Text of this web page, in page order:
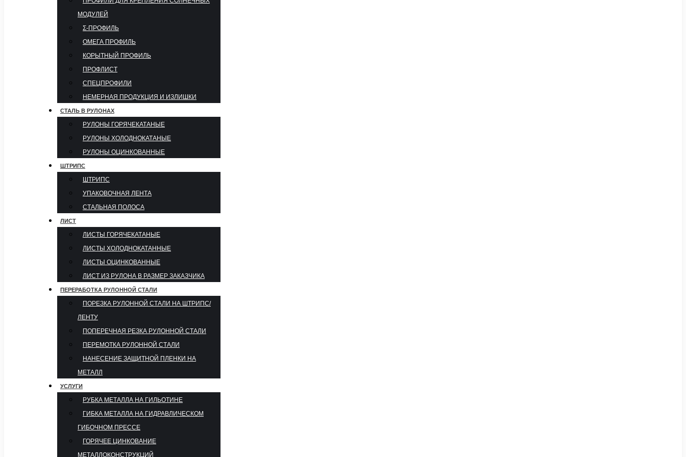
МОДУЛЕЙ
Σ-ПРОФИЛЬ
ОМЕГА ПРОФИЛЬ
КОРЫТНЫЙ ПРОФИЛЬ
ПРОФЛИСТ
СПЕЦПРОФИЛИ
НЕМЕРНАЯ ПРОДУКЦИЯ И ИЗЛИШКИ
СТАЛЬ В РУЛОНАХ
РУЛОНЫ ГОРЯЧЕКАТАНЫЕ
РУЛОНЫ ХОЛОДНОКАТАНЫЕ
РУЛОНЫ ОЦИНКОВАННЫЕ
ШТРИПС
ШТРИПС
УПАКОВОЧНАЯ ЛЕНТА
СТАЛЬНАЯ ПОЛОСА
ЛИСТ
ЛИСТЫ ГОРЯЧЕКАТАНЫЕ
ЛИСТЫ ХОЛОДНОКАТАННЫЕ
ЛИСТЫ ОЦИНКОВАННЫЕ
ЛИСТ ИЗ РУЛОНА В РАЗМЕР ЗАКАЗЧИКА
ПЕРЕРАБОТКА РУЛОННОЙ СТАЛИ
ПОРЕЗКА РУЛОННОЙ СТАЛИ НА ШТРИПС/
ЛЕНТУ
ПОПЕРЕЧНАЯ РЕЗКА РУЛОННОЙ СТАЛИ
ПЕРЕМОТКА РУЛОННОЙ СТАЛИ
НАНЕСЕНИЕ ЗАЩИТНОЙ ПЛЕНКИ НА
МЕТАЛЛ
УСЛУГИ
РУБКА МЕТАЛЛА НА ГИЛЬОТИНЕ
ГИБКА МЕТАЛЛА НА ГИДРАВЛИЧЕСКОМ
ГИБОЧНОМ ПРЕССЕ
ГОРЯЧЕЕ ЦИНКОВАНИЕ
МЕТАЛЛОКОНСТРУКЦИЙ